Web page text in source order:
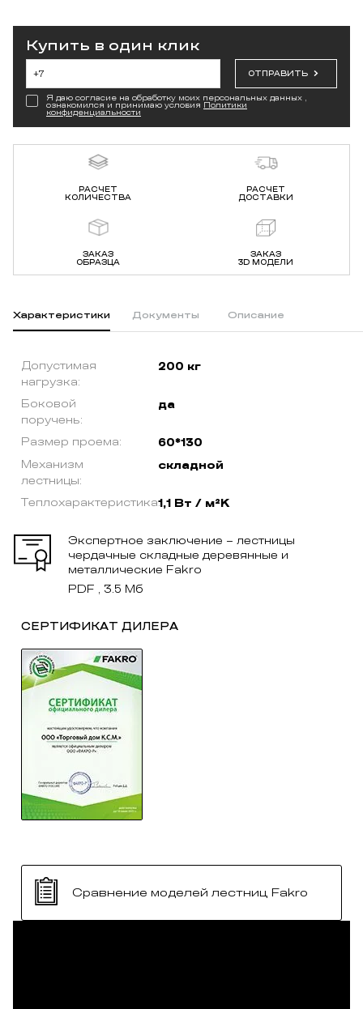
Купить в один клик
ОТПРАВИТЬ
Я даю согласие на обработку моих персональных данных ,
ознакомился и принимаю условия Политики
конфиденциальности
РАСЧЕТ
КОЛИЧЕСТВА
РАСЧЕТ
ДОСТАВКИ
ЗАКАЗ
ОБРАЗЦА
ЗАКАЗ
3D МОДЕЛИ
Характеристики Документы Описание
Допустимая
нагрузка:
200 кг
Боковой
поручень:
да
Размер проема: 60*130
Механизм
лестницы:
складной
Теплохарактеристика:1,1 Вт / м²K
Экспертное заключение – лестницы
чердачные складные деревянные и
металлические Fakro
PDF , 3.5 Мб
СЕРТИФИКАТ ДИЛЕРА
Сравнение моделей лестниц Fakro